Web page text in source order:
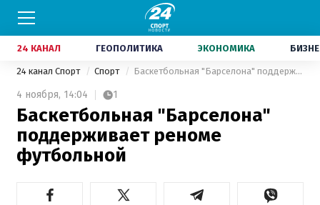
24 КАНАЛ ГЕОПОЛИТИКА ЭКОНОМИКА
24 канал Спорт Спорт Баскетбольная "Барселона" поддерживает реноме футбольной
4 ноября, 14:04 1
Баскетбольная "Барселона"
поддерживает реноме
футбольной